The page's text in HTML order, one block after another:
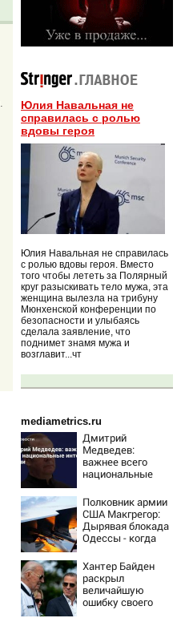
Юлия Навальная не
справилась с ролью
вдовы героя
Юлия Навальная не справилась
с ролью вдовы героя. Вместо
того чтобы лететь за Полярный
круг разыскивать тело мужа, эта
женщина вылезла на трибуну
Мюнхенской конференции по
безопасности и улыбаясь
сделала заявление, что
поднимет знамя мужа и
возглавит...чт
mediametrics.ru
Дмитрий
Медведев:
важнее всего
национальные
Полковник армии
США Макгрегор:
Дырявая блокада
Одессы - когда
командовании
ВМФ России за
это полетят
головы?
Хантер Байден
раскрыл
величайшую
ошибку своего